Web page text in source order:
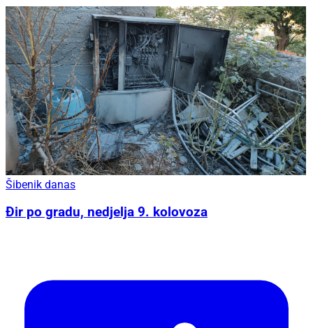
Šibenik danas
Đir po gradu, nedjelja 9. kolovoza